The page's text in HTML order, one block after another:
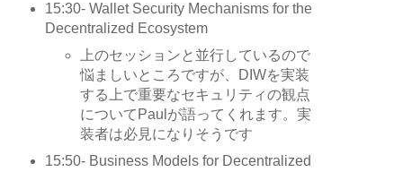
15:30- Wallet Security Mechanisms for the
Decentralized Ecosystem
上のセッションと並行しているので
悩ましいところですが、DIWを実装
する上で重要なセキュリティの観点
についてPaulが語ってくれます。実
装者は必見になりそうです
15:50- Business Models for Decentralized